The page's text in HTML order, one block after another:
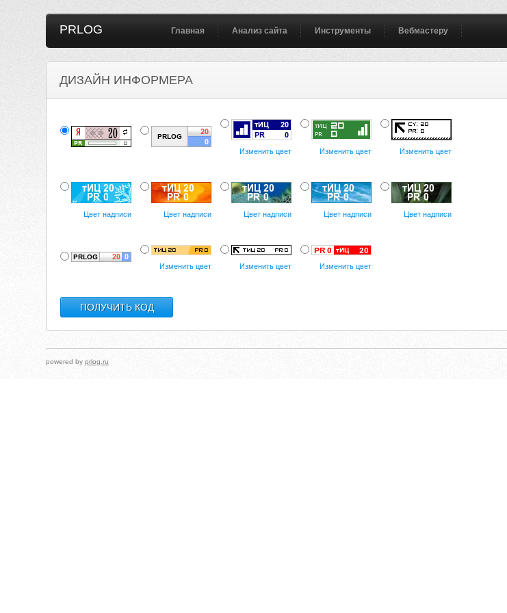
PRLOG Главная Анализ сайта Инструменты Вебмастеру
ДИЗАЙН ИНФОРМЕРА
Изменить цвет Изменить цвет Изменить цвет
Цвет надписи Цвет надписи Цвет надписи Цвет надписи Цвет надписи
Изменить цвет Изменить цвет Изменить цвет
powered byprlog.ru